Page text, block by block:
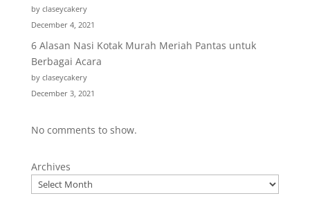
by claseycakery
December 4, 2021
6 Alasan Nasi Kotak Murah Meriah Pantas untuk
Berbagai Acara
by claseycakery
December 3, 2021
No comments to show.
Archives